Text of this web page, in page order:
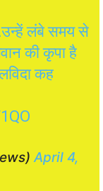
लंबे समय से
की कृपा है
कह
April 4,